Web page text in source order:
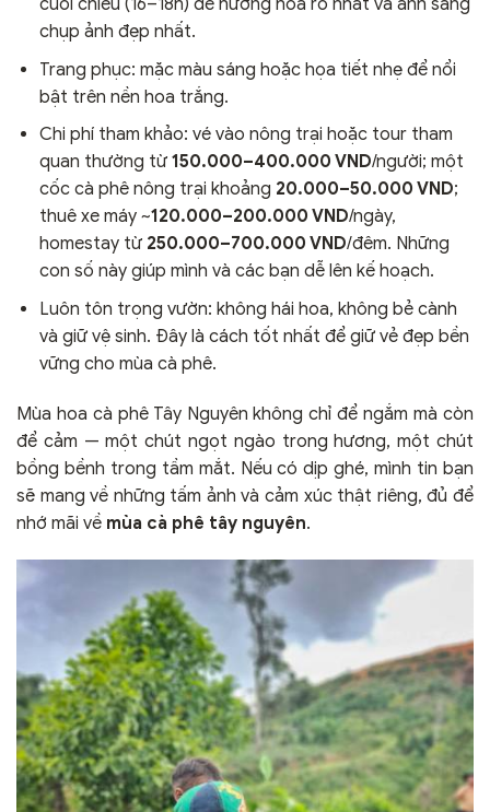
cuối chiều (16–18h) để hương hoa rõ nhất và ánh sáng
chụp ảnh đẹp nhất.
Trang phục: mặc màu sáng hoặc họa tiết nhẹ để nổi
bật trên nền hoa trắng.
Chi phí tham khảo: vé vào nông trại hoặc tour tham
quan thường từ 150.000–400.000 VND/người; một
cốc cà phê nông trại khoảng 20.000–50.000 VND;
thuê xe máy ~120.000–200.000 VND/ngày,
homestay từ 250.000–700.000 VND/đêm. Những
con số này giúp mình và các bạn dễ lên kế hoạch.
Luôn tôn trọng vườn: không hái hoa, không bẻ cành
và giữ vệ sinh. Đây là cách tốt nhất để giữ vẻ đẹp bền
vững cho mùa cà phê.
Mùa hoa cà phê Tây Nguyên không chỉ để ngắm mà còn
để cảm — một chút ngọt ngào trong hương, một chút
bồng bềnh trong tầm mắt. Nếu có dịp ghé, mình tin bạn
sẽ mang về những tấm ảnh và cảm xúc thật riêng, đủ để
nhớ mãi về mùa cà phê tây nguyên.